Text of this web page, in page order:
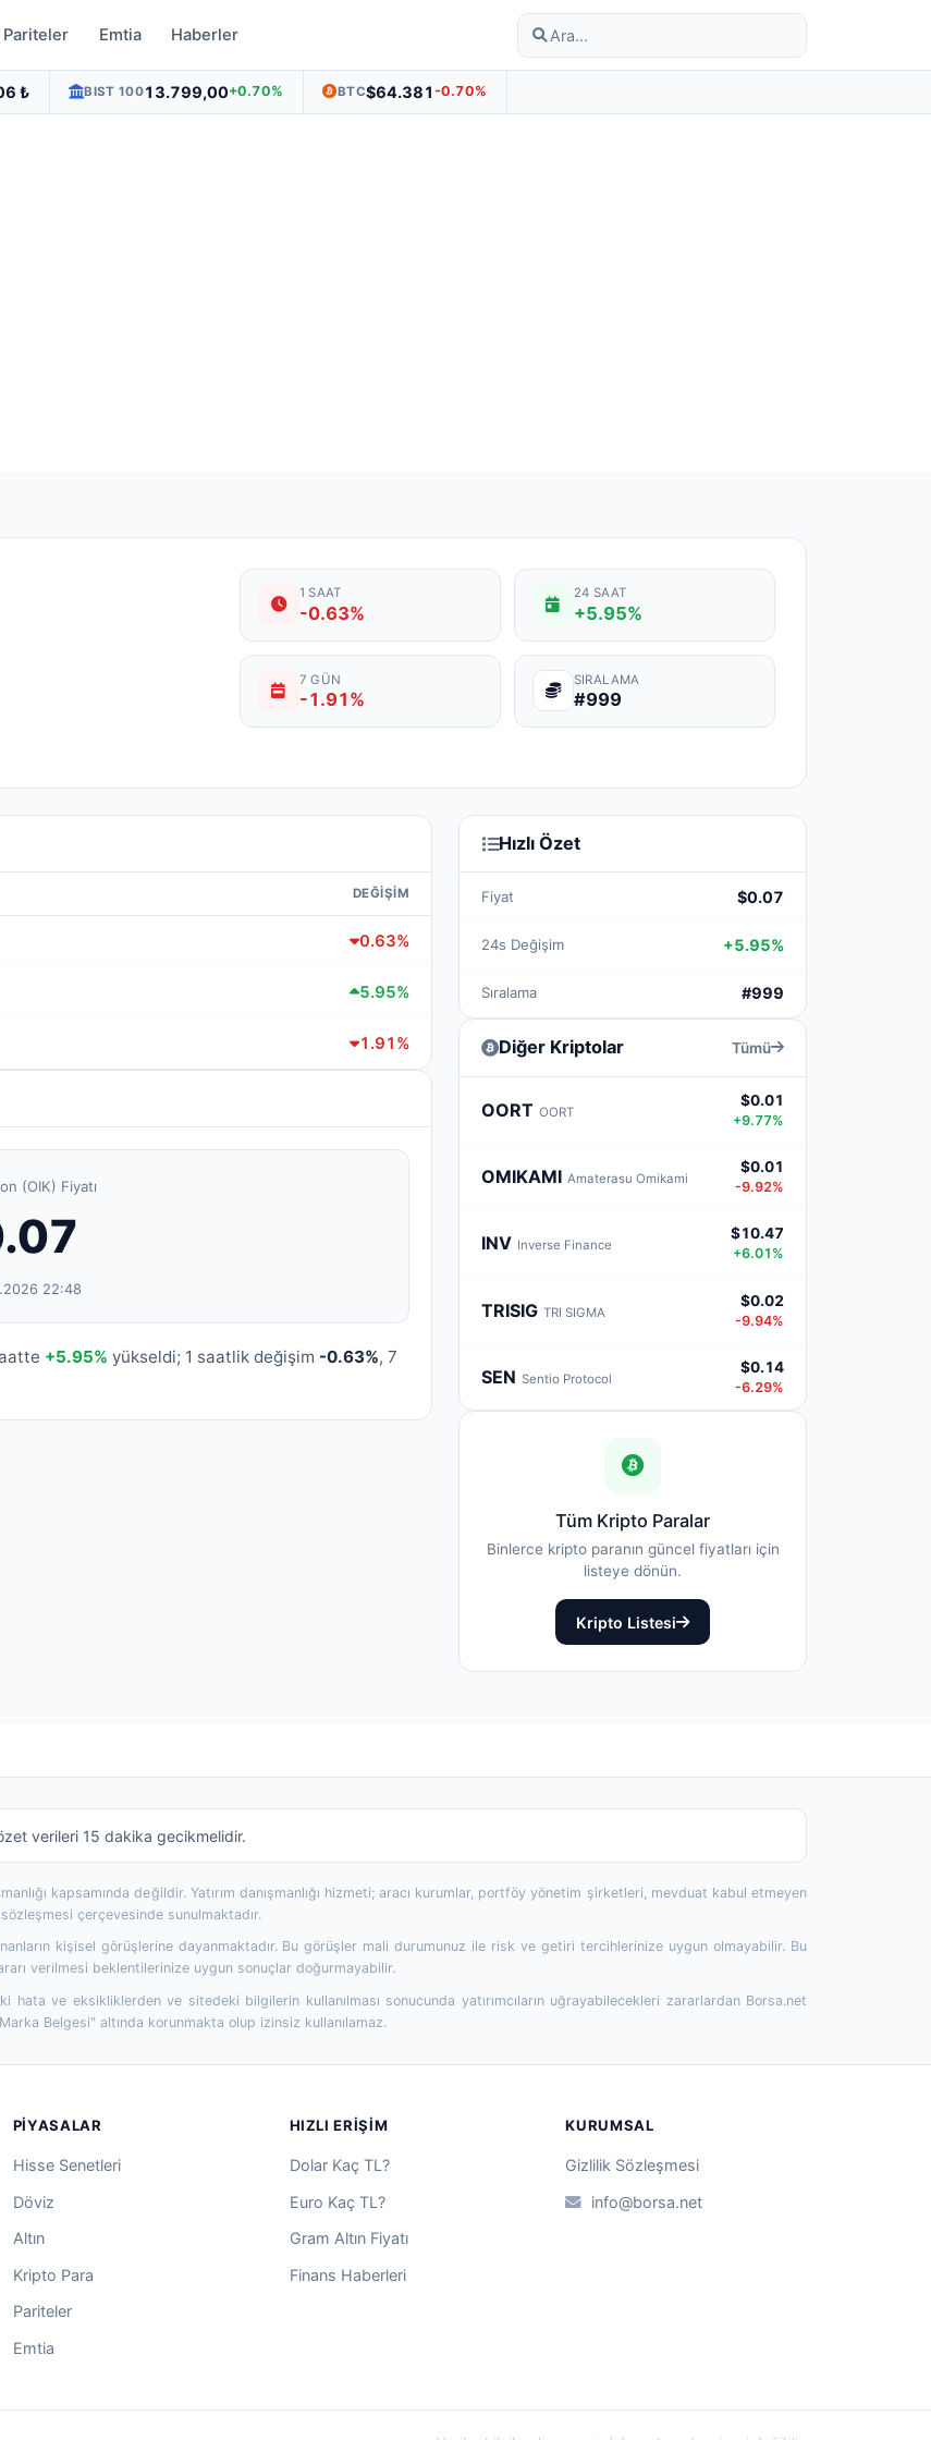
Pariteler Emtia Haberler
₺ BIST 10013.799,00+0.70% BTC$64.381-0.70%
1 SAAT
-0.63%
24 SAAT
+5.95%
7 GÜN
-1.91%
SIRALAMA
#999
DEĞIŞIM
0.63%
5.95%
1.91%
(OIK) Fiyatı
22:48
+5.95% yükseldi; 1 saatlik değişim -0.63%, 7
Hızlı Özet
Fiyat $0.07
24s Değişim +5.95%
Sıralama #999
Diğer Kriptolar Tümü
OORT OORT
$0.01
+9.77%
OMIKAMI Amaterasu Omikami
$0.01
-9.92%
INV Inverse Finance
$10.47
+6.01%
TRISIG TRI SIGMA
$0.02
-9.94%
SEN Sentio Protocol
$0.14
-6.29%
Tüm Kripto Paralar
Binlerce kripto paranın güncel fiyatları için
listeye dönün.
Kripto Listesi
verileri 15 dakika gecikmelidir.
kapsamında değildir. Yatırım danışmanlığı hizmeti; aracı kurumlar, portföy yönetim şirketleri, mevduat kabul etmeyen
çerçevesinde sunulmaktadır.
kişisel görüşlerine dayanmaktadır. Bu görüşler mali durumunuz ile risk ve getiri tercihlerinize uygun olmayabilir. Bu
verilmesi beklentilerinize uygun sonuçlar doğurmayabilir.
ve eksikliklerden ve sitedeki bilgilerin kullanılması sonucunda yatırımcıların uğrayabilecekleri zararlardan Borsa.net
Belgesi" altında korunmakta olup izinsiz kullanılamaz.
PIYASALAR
Hisse Senetleri
Döviz
Altın
Kripto Para
Pariteler
Emtia
HIZLI ERIŞIM
Dolar Kaç TL?
Euro Kaç TL?
Gram Altın Fiyatı
Finans Haberleri
KURUMSAL
Gizlilik Sözleşmesi
info@borsa.net